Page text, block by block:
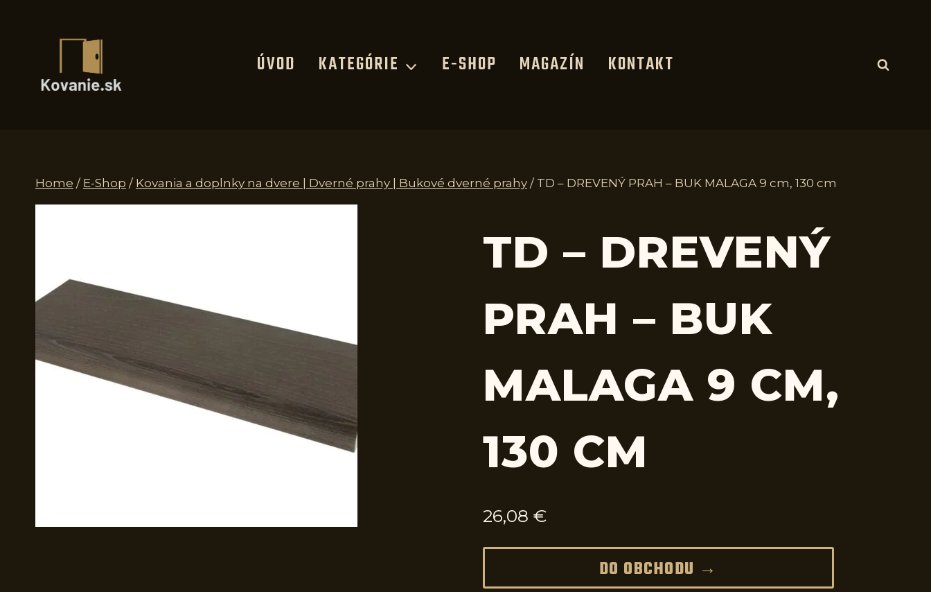
ÚVOD KATEGÓRIE E-SHOP MAGAZÍN KONTAKT
Home / E-Shop / Kovania a doplnky na dvere | Dverné prahy | Bukové dverné prahy / TD – DREVENÝ PRAH – BUK MALAGA 9 cm, 130 cm
TD – DREVENÝ
PRAH – BUK
MALAGA 9 CM,
130 CM
26,08 €
DO OBCHODU →